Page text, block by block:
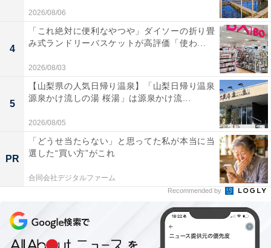
2026/08/06
4
「これ絶対に便利なやつや」ダイソーの折り畳
み式ランドリーバスケットが高評価「使わ...
2026/08/03
5
【山梨県の人気日帰り温泉】「山梨日帰り温泉
源泉かけ流しの湯 桜湯」は源泉かけ流...
2026/08/05
PR
「どうせ当たらない」と思ってた私が本当に当
選した“買い方”がこれ
合同会社デジタルファーム
Recommended by